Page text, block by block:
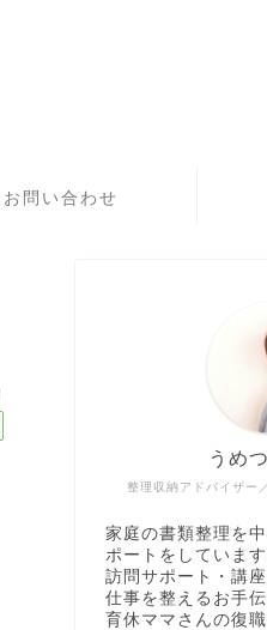
お問い合わせ
整理収納アドバイザー
うめ
家庭の書類整理を
ポートをしています
訪問サポート・講
仕事を整えるお手
育休ママさんの復